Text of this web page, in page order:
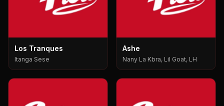
Los Tranques
Itanga Sese
Ashe
Nany La Kbra, Lil Goat, LH